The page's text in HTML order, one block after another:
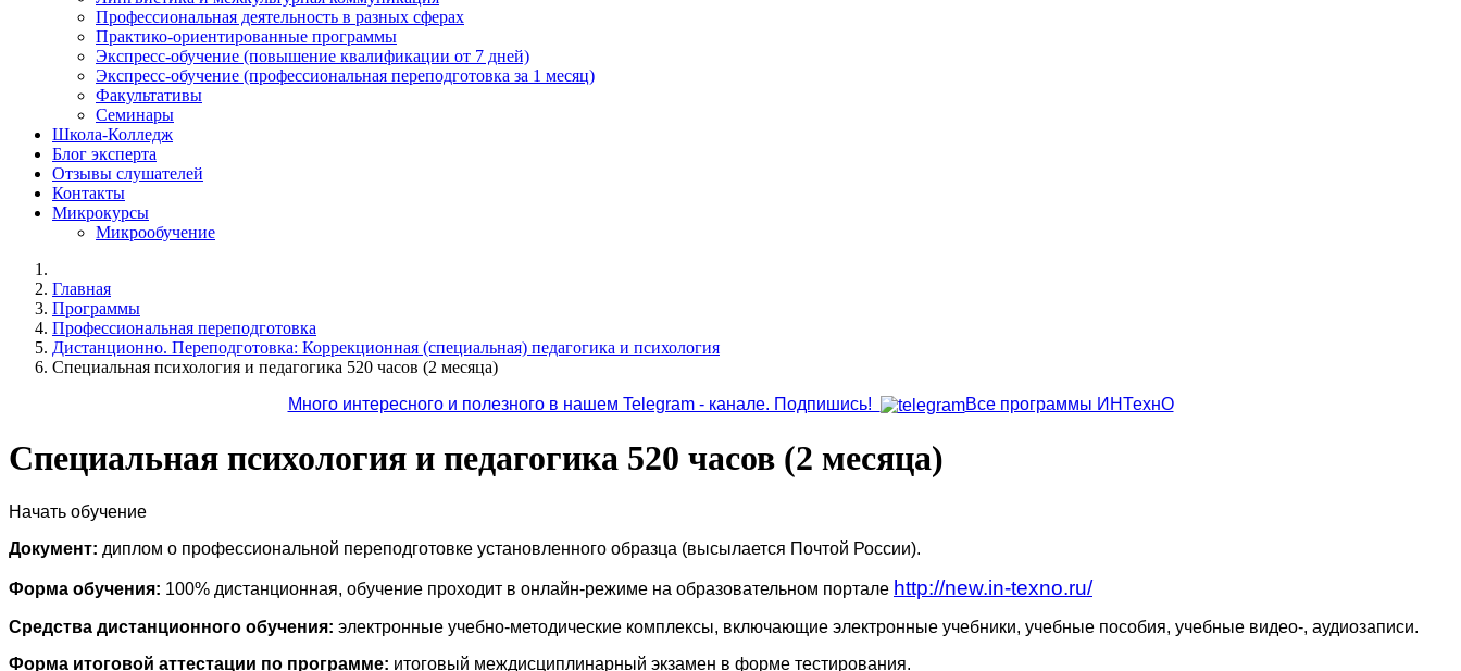
Профессиональная деятельность в разных сферах
Практико-ориентированные программы
Экспресс-обучение (повышение квалификации от 7 дней)
Экспресс-обучение (профессиональная переподготовка за 1 месяц)
Факультативы
Семинары
Школа-Колледж
Блог эксперта
Отзывы слушателей
Контакты
Микрокурсы
Микрообучение
Главная
Программы
Профессиональная переподготовка
Дистанционно. Переподготовка: Коррекционная (специальная) педагогика и психология
Специальная психология и педагогика 520 часов (2 месяца)
Много интересного и полезного в нашем Telegram - канале. Подпишись!
Все программы ИНТехнО
Специальная психология и педагогика 520 часов (2 месяца)
Начать обучение
Документ: диплом о профессиональной переподготовке установленного образца (высылается Почтой России).
Форма обучения: 100% дистанционная, обучение проходит в онлайн-режиме на образовательном портале http://new.in-texno.ru/
Средства дистанционного обучения: электронные учебно-методические комплексы, включающие электронные учебники, учебные пособия, учебные видео-, аудиозаписи.
Форма итоговой аттестации по программе: итоговый междисциплинарный экзамен в форме тестирования.